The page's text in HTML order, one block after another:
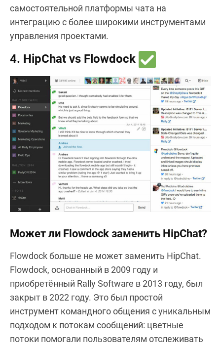
самостоятельной платформы чата на
интеграцию с более широкими инструментами
управления проектами.
4. HipChat vs Flowdock
Может ли Flowdock заменить HipChat?
Flowdock больше не может заменить HipChat.
Flowdock, основанный в 2009 году и
приобретённый Rally Software в 2013 году, был
закрыт в 2022 году. Это был простой
инструмент командного общения с уникальным
подходом к потокам сообщений: цветные
потоки помогали пользователям отслеживать